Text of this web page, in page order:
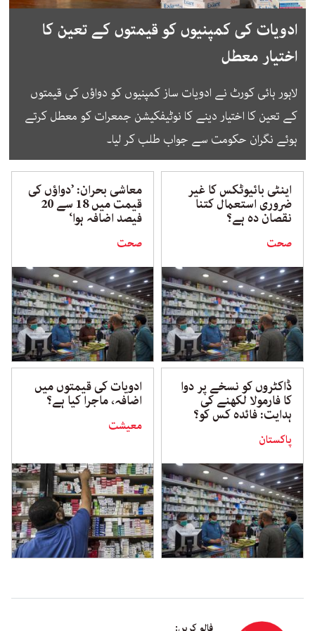
ادویات کی کمپنیوں کو قیمتوں کے تعین کا
اختیار معطل
لاہور ہائی کورٹ نے ادویات ساز کمپنیوں کو دواؤں کی قیمتوں
کے تعین کا اختیار دینے کا نوٹیفکیشن جمعرات کو معطل کرتے
ہوئے نگران حکومت سے جواب طلب کر لیا۔
اینٹی بائیوٹکس کا غیر
ضروری استعمال کتنا
نقصان دہ ہے؟
صحت
معاشی بحران: ’دواؤں کی
قیمت میں 18 سے 20
فیصد اضافہ ہوا‘
صحت
ڈاکٹروں کو نسخے پر دوا
کا فارمولا لکھنے کی
ہدایت: فائدہ کس کو؟
پاکستان
ادویات کی قیمتوں میں
اضافہ، ماجرا کیا ہے؟
معیشت
فالو کریں: